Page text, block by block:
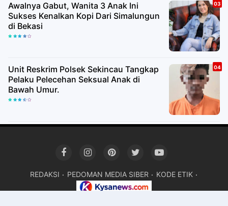
Awalnya Gabut, Wanita 3 Anak Ini
Sukses Kenalkan Kopi Dari Simalungun
di Bekasi
Unit Reskrim Polsek Sekincau Tangkap
Pelaku Pelecehan Seksual Anak di
Bawah Umur.
REDAKSI PEDOMAN MEDIA SIBER KODE ETIK